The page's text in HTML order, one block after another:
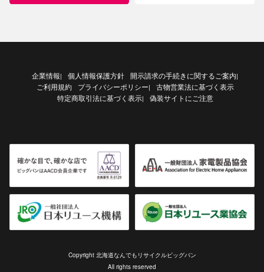
企業情報| 個人情報保護方針 開示請求の手続きに関するご案内|
ご利用規約 プライバシーポリシー|
古物営業法に基づく表示
特定商取引法に基づく表示| 偽装サイトにご注意
Copyright 北海道なんでもリサイクルビッグバン
All rights reserved